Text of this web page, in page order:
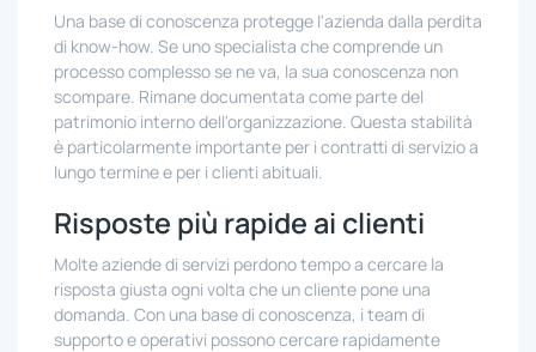
Una base di conoscenza protegge l'azienda dalla perdita
di know-how. Se uno specialista che comprende un
processo complesso se ne va, la sua conoscenza non
scompare. Rimane documentata come parte del
patrimonio interno dell'organizzazione. Questa stabilità
è particolarmente importante per i contratti di servizio a
lungo termine e per i clienti abituali.
Risposte più rapide ai clienti
Molte aziende di servizi perdono tempo a cercare la
risposta giusta ogni volta che un cliente pone una
domanda. Con una base di conoscenza, i team di
supporto e operativi possono cercare rapidamente